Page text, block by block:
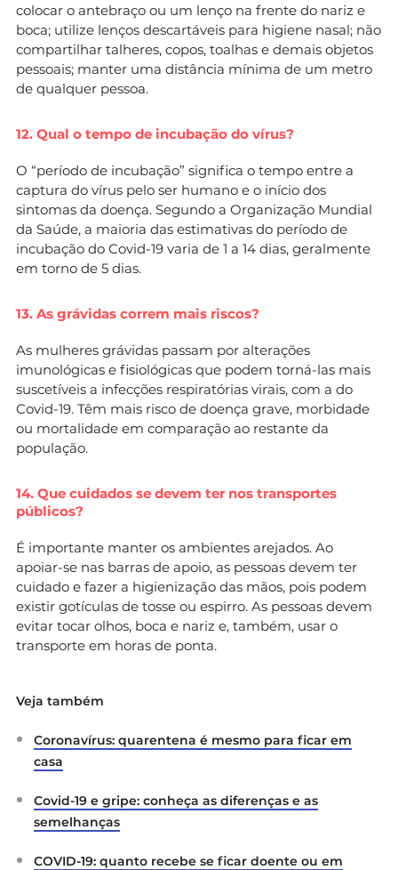
colocar o antebraço ou um lenço na frente do nariz e
boca; utilize lenços descartáveis para higiene nasal; não
compartilhar talheres, copos, toalhas e demais objetos
pessoais; manter uma distância mínima de um metro
de qualquer pessoa.
12. Qual o tempo de incubação do vírus?
O “período de incubação” significa o tempo entre a
captura do vírus pelo ser humano e o início dos
sintomas da doença. Segundo a Organização Mundial
da Saúde, a maioria das estimativas do período de
incubação do Covid-19 varia de 1 a 14 dias, geralmente
em torno de 5 dias.
13. As grávidas correm mais riscos?
As mulheres grávidas passam por alterações
imunológicas e fisiológicas que podem torná-las mais
suscetíveis a infecções respiratórias virais, com a do
Covid-19. Têm mais risco de doença grave, morbidade
ou mortalidade em comparação ao restante da
população.
14. Que cuidados se devem ter nos transportes
públicos?
É importante manter os ambientes arejados. Ao
apoiar-se nas barras de apoio, as pessoas devem ter
cuidado e fazer a higienização das mãos, pois podem
existir gotículas de tosse ou espirro. As pessoas devem
evitar tocar olhos, boca e nariz e, também, usar o
transporte em horas de ponta.
Veja também
Coronavírus: quarentena é mesmo para ficar em
casa
Covid-19 e gripe: conheça as diferenças e as
semelhanças
COVID-19: quanto recebe se ficar doente ou em